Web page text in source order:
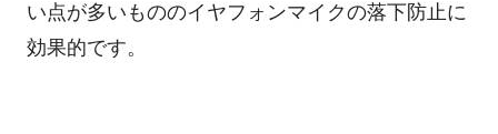
い点が多いもののイヤフォンマイクの落下防止に
効果的です。